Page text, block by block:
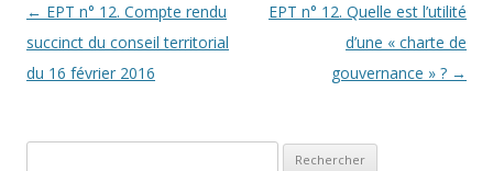
Navigation des articles
← EPT n° 12. Compte rendu
succinct du conseil territorial
du 16 février 2016
EPT n° 12. Quelle est l’utilité
d’une « charte de
gouvernance » ? →